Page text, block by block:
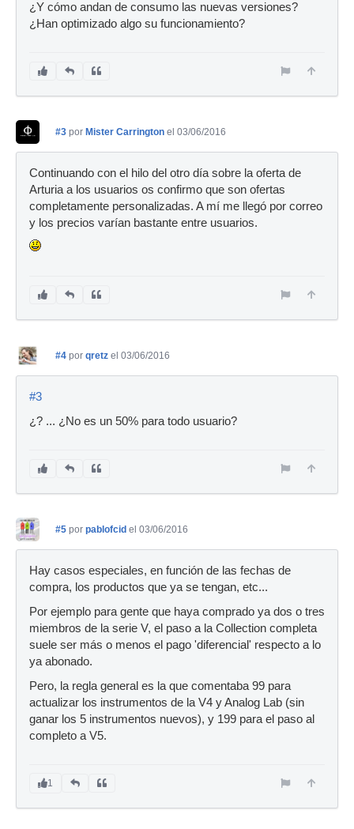
¿Y cómo andan de consumo las nuevas versiones?
¿Han optimizado algo su funcionamiento?
#3 por Mister Carrington el 03/06/2016
Continuando con el hilo del otro día sobre la oferta de
Arturia a los usuarios os confirmo que son ofertas
completamente personalizadas. A mí me llegó por correo
y los precios varían bastante entre usuarios.
#4 por qretz el 03/06/2016
#3
¿? ... ¿No es un 50% para todo usuario?
#5 por pablofcid el 03/06/2016
Hay casos especiales, en función de las fechas de
compra, los productos que ya se tengan, etc...
Por ejemplo para gente que haya comprado ya dos o tres
miembros de la serie V, el paso a la Collection completa
suele ser más o menos el pago 'diferencial' respecto a lo
ya abonado.
Pero, la regla general es la que comentaba 99 para
actualizar los instrumentos de la V4 y Analog Lab (sin
ganar los 5 instrumentos nuevos), y 199 para el paso al
completo a V5.
1